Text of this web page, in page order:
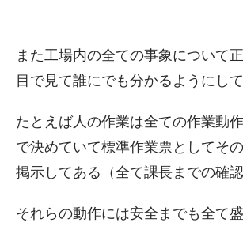
また工場内の全ての事象について
目で見て誰にでも分かるようにして
たとえば人の作業は全ての作業動
で決めていて標準作業票としてそ
掲示してある（全て課長までの確認
それらの動作には安全までも全て